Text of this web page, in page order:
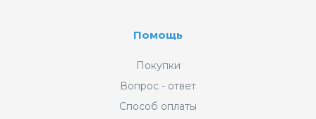
Помощь
Покупки
Вопрос - ответ
Способ оплаты